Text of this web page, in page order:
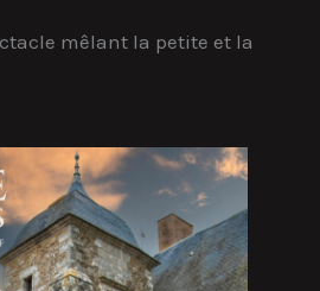
mêlant la petite et la